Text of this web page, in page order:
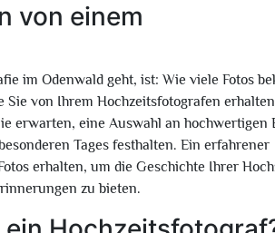
von einem
im Odenwald geht, ist: Wie viele Fotos
von Ihrem Hochzeitsfotografen
erwarten, eine Auswahl an hochwertigen
Tages festhalten. Ein erfahrener
erhalten, um die Geschichte Ihrer
zu bieten.